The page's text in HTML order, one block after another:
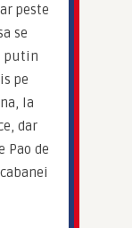
peste
se
putin
pe
la
dar
Pao de